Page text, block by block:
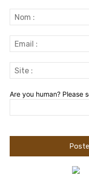
Are you human? Please